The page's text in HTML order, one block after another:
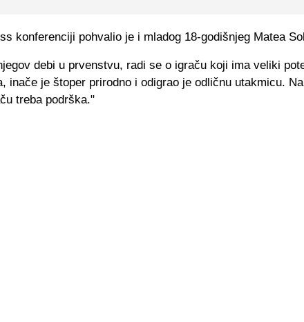
konferenciji pohvalio je i mladog 18-godišnjeg Matea
debi u prvenstvu, radi se o igraču koji ima veliki
inače je štoper prirodno i odigrao je odličnu utakmicu.
treba podrška."